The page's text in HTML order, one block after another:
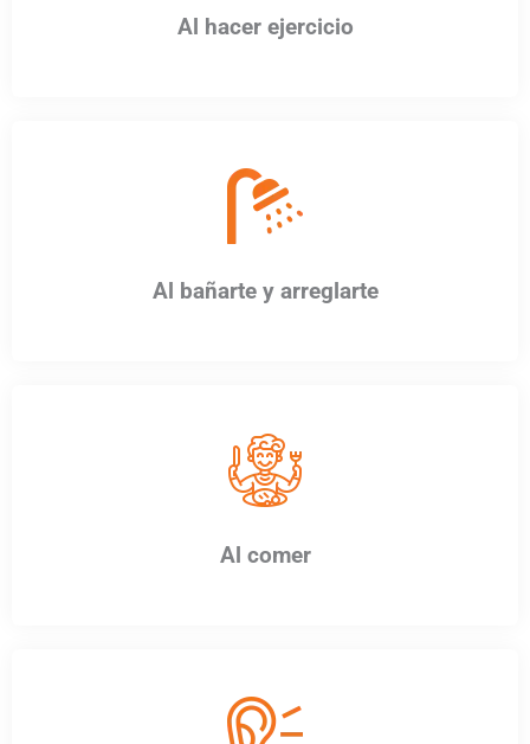
Al hacer ejercicio
Al bañarte y arreglarte
Al comer